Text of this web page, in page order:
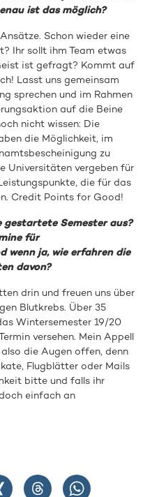
ist das möglich?
Schon wieder eine
Ihr sollt ihm Team etwas
ist gefragt? Kommt auf
Lasst uns gemeinsam
sprechen und im Rahmen
auf die Beine
nicht wissen: Die
die Möglichkeit, im
zu
Universitäten vergeben für
die für das
Credit Points for Good!
gestartete Semester aus?
für
wenn ja, wie erfahren die
davon?
drin und freuen uns über
Blutkrebs. Über 35
Wintersemester 19/20
versehen. Mein Appell
die Augen offen, denn
Flugblätter oder Mails
bitte und falls ihr
einfach an